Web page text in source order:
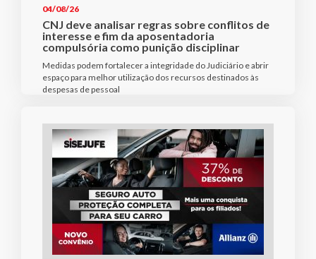
04/08/26
CNJ deve analisar regras sobre conflitos de
interesse e fim da aposentadoria
compulsória como punição disciplinar
Medidas podem fortalecer a integridade do Judiciário e abrir
espaço para melhor utilização dos recursos destinados às
despesas de pessoal